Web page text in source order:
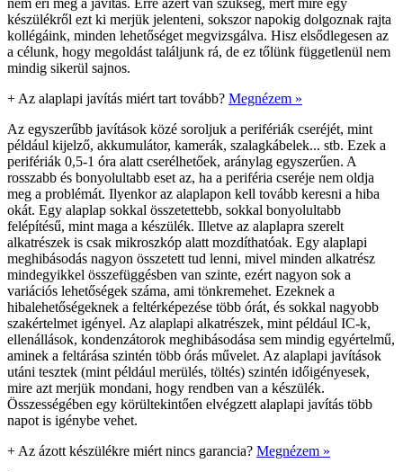
készülékről ezt ki merjük jelenteni, sokszor napokig dolgoznak rajta
kollégáink, minden lehetőséget megvizsgálva. Hisz elsődlegesen az
a célunk, hogy megoldást találjunk rá, de ez tőlünk függetlenül nem
mindig sikerül sajnos.
+ Az alaplapi javítás miért tart tovább? Megnézem »
Az egyszerűbb javítások közé soroljuk a perifériák cseréjét, mint
például kijelző, akkumulátor, kamerák, szalagkábelek... stb. Ezek a
perifériák 0,5-1 óra alatt cserélhetőek, aránylag egyszerűen. A
rosszabb és bonyolultabb eset az, ha a periféria cseréje nem oldja
meg a problémát. Ilyenkor az alaplapon kell tovább keresni a hiba
okát. Egy alaplap sokkal összetettebb, sokkal bonyolultabb
felépítésű, mint maga a készülék. Illetve az alaplapra szerelt
alkatrészek is csak mikroszkóp alatt mozdíthatóak. Egy alaplapi
meghibásodás nagyon összetett tud lenni, mivel minden alkatrész
mindegyikkel összefüggésben van szinte, ezért nagyon sok a
variációs lehetőségek száma, ami tönkremehet. Ezeknek a
hibalehetőségeknek a feltérképezése több órát, és sokkal nagyobb
szakértelmet igényel. Az alaplapi alkatrészek, mint például IC-k,
ellenállások, kondenzátorok meghibásodása sem mindig egyértelmű,
aminek a feltárása szintén több órás művelet. Az alaplapi javítások
utáni tesztek (mint például merülés, töltés) szintén időigényesek,
mire azt merjük mondani, hogy rendben van a készülék.
Összességében egy körültekintően elvégzett alaplapi javítás több
napot is igénybe vehet.
+ Az ázott készülékre miért nincs garancia? Megnézem »